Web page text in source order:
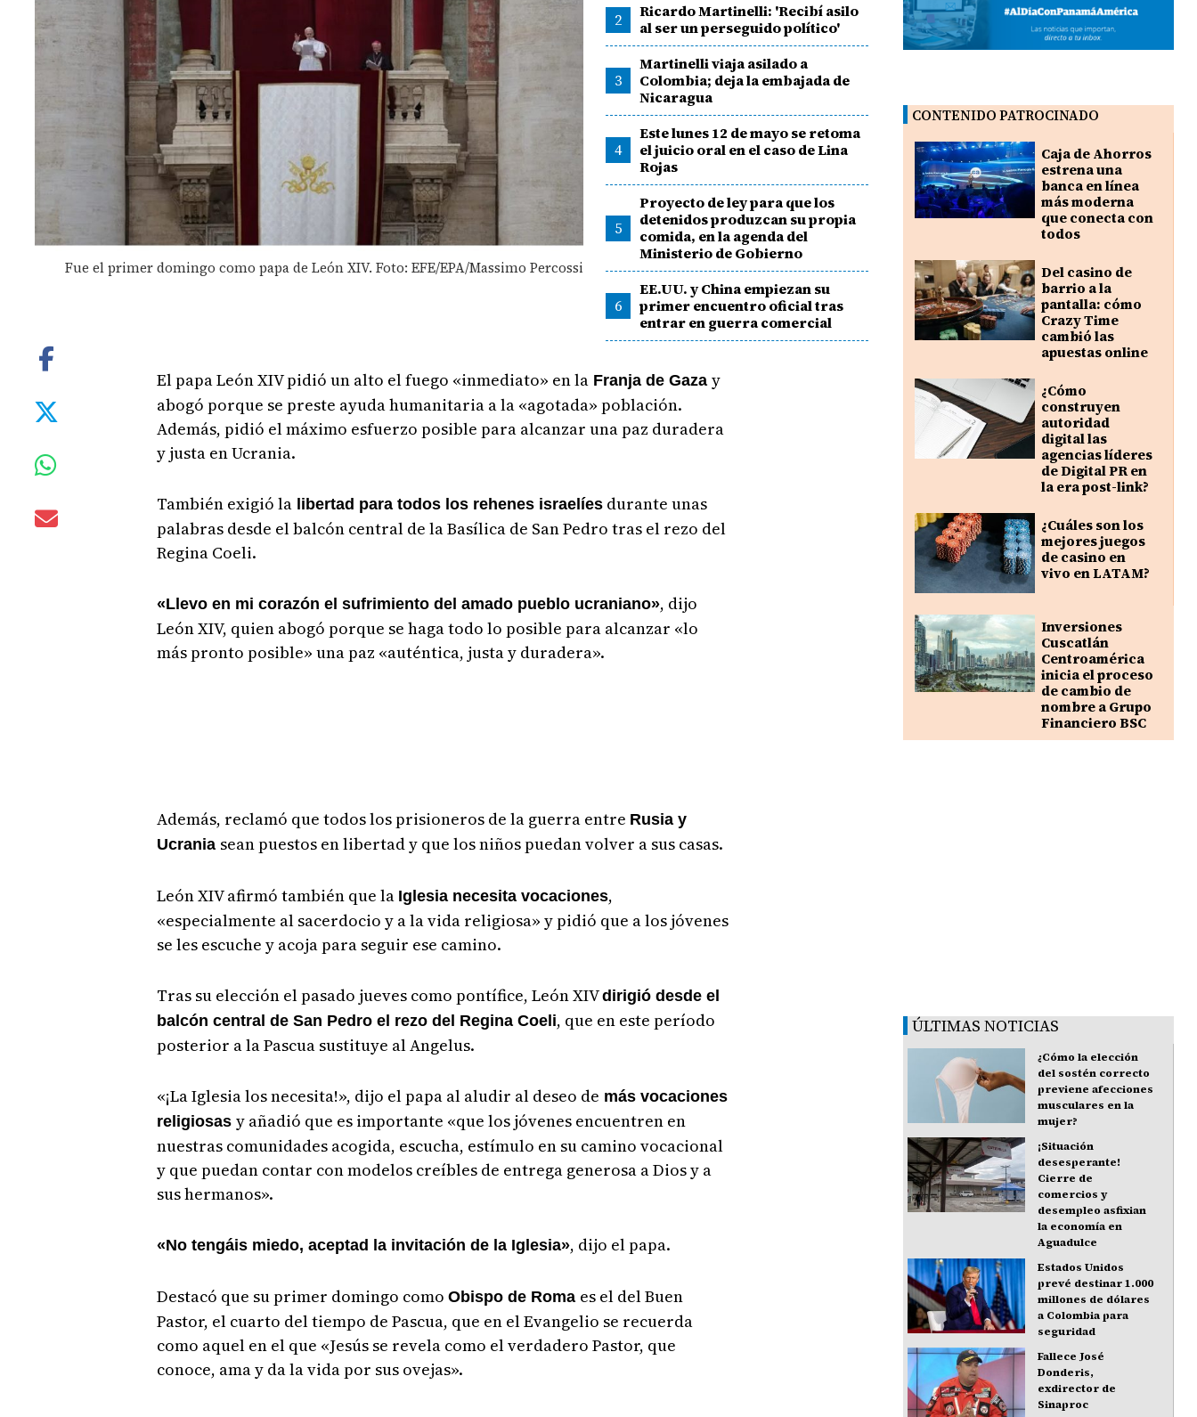
Fue el primer domingo como papa de León XIV. Foto: EFE/EPA/Massimo Percossi
2
Ricardo Martinelli: 'Recibí asilo
al ser un perseguido político'
3
Martinelli viaja asilado a
Colombia; deja la embajada de
Nicaragua
4
Este lunes 12 de mayo se retoma
el juicio oral en el caso de Lina
Rojas
5
Proyecto de ley para que los
detenidos produzcan su propia
comida, en la agenda del
Ministerio de Gobierno
6
EE.UU. y China empiezan su
primer encuentro oficial tras
entrar en guerra comercial
El papa León XIV pidió un alto el fuego «inmediato» en laFranja de Gaza y
abogó porque se preste ayuda humanitaria a la «agotada» población.
Además, pidió el máximo esfuerzo posible para alcanzar una paz duradera
y justa en Ucrania.
También exigió lalibertad para todos los rehenes israelíesdurante unas
palabras desde el balcón central de la Basílica de San Pedro tras el rezo del
Regina Coeli.
«Llevo en mi corazón el sufrimiento del amado pueblo ucraniano», dijo
León XIV, quien abogó porque se haga todo lo posible para alcanzar «lo
más pronto posible» una paz «auténtica, justa y duradera».
Además, reclamó que todos los prisioneros de la guerra entre Rusia y
Ucrania sean puestos en libertad y que los niños puedan volver a sus casas.
León XIV afirmó también que la Iglesia necesita vocaciones,
«especialmente al sacerdocio y a la vida religiosa» y pidió que a los jóvenes
se les escuche y acoja para seguir ese camino.
Tras su elección el pasado jueves como pontífice, León XIVdirigió desde el
balcón central de San Pedro el rezo del Regina Coeli, que en este período
posterior a la Pascua sustituye al Angelus.
«¡La Iglesia los necesita!», dijo el papa al aludir al deseo de más vocaciones
religiosas y añadió que es importante «que los jóvenes encuentren en
nuestras comunidades acogida, escucha, estímulo en su camino vocacional
y que puedan contar con modelos creíbles de entrega generosa a Dios y a
sus hermanos».
«No tengáis miedo, aceptad la invitación de la Iglesia», dijo el papa.
Destacó que su primer domingo como Obispo de Roma es el del Buen
Pastor, el cuarto del tiempo de Pascua, que en el Evangelio se recuerda
como aquel en el que «Jesús se revela como el verdadero Pastor, que
conoce, ama y da la vida por sus ovejas».
CONTENIDO PATROCINADO
Caja de Ahorros
estrena una
banca en línea
más moderna
que conecta con
todos
Del casino de
barrio a la
pantalla: cómo
Crazy Time
cambió las
apuestas online
¿Cómo
construyen
autoridad
digital las
agencias líderes
de Digital PR en
la era post-link?
¿Cuáles son los
mejores juegos
de casino en
vivo en LATAM?
Inversiones
Cuscatlán
Centroamérica
inicia el proceso
de cambio de
nombre a Grupo
Financiero BSC
ÚLTIMAS NOTICIAS
¿Cómo la elección
del sostén correcto
previene afecciones
musculares en la
mujer?
¡Situación
desesperante!
Cierre de
comercios y
desempleo asfixian
la economía en
Aguadulce
Estados Unidos
prevé destinar 1.000
millones de dólares
a Colombia para
seguridad
Fallece José
Donderis,
exdirector de
Sinaproc